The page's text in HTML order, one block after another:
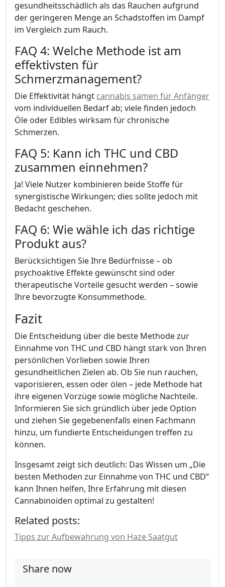
gesundheitsschädlich als das Rauchen aufgrund
der geringeren Menge an Schadstoffen im Dampf
im Vergleich zum Rauch.
FAQ 4: Welche Methode ist am
effektivsten für
Schmerzmanagement?
Die Effektivität hängt cannabis samen für Anfänger
vom individuellen Bedarf ab; viele finden jedoch
Öle oder Edibles wirksam für chronische
Schmerzen.
FAQ 5: Kann ich THC und CBD
zusammen einnehmen?
Ja! Viele Nutzer kombinieren beide Stoffe für
synergistische Wirkungen; dies sollte jedoch mit
Bedacht geschehen.
FAQ 6: Wie wähle ich das richtige
Produkt aus?
Berücksichtigen Sie Ihre Bedürfnisse – ob
psychoaktive Effekte gewünscht sind oder
therapeutische Vorteile gesucht werden – sowie
Ihre bevorzugte Konsummethode.
Fazit
Die Entscheidung über die beste Methode zur
Einnahme von THC und CBD hängt stark von Ihren
persönlichen Vorlieben sowie Ihren
gesundheitlichen Zielen ab. Ob Sie nun rauchen,
vaporisieren, essen oder ölen – jede Methode hat
ihre eigenen Vorzüge sowie mögliche Nachteile.
Informieren Sie sich gründlich über jede Option
und ziehen Sie gegebenenfalls einen Fachmann
hinzu, um fundierte Entscheidungen treffen zu
können.
Insgesamt zeigt sich deutlich: Das Wissen um „Die
besten Methoden zur Einnahme von THC und CBD“
kann Ihnen helfen, Ihre Erfahrung mit diesen
Cannabinoiden optimal zu gestalten!
Related posts:
Tipps zur Aufbewahrung von Haze Saatgut
Share now